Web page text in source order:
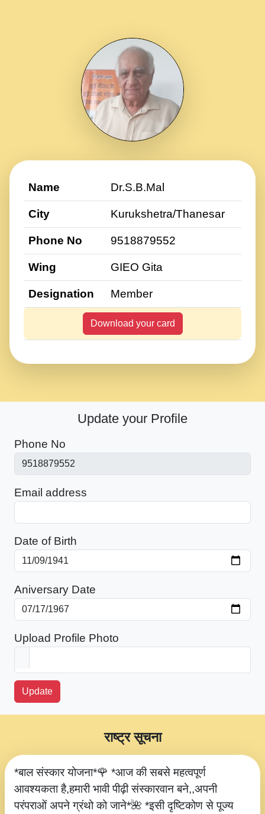
Name Dr.S.B.Mal
City Kurukshetra/Thanesar
Phone No 9518879552
Wing GIEO Gita
Designation Member
Download your card
Update your Profile
Phone No
Email address
Date of Birth
Aniversary Date
Upload Profile Photo
Update
*बाल संस्कार योजना*🌹 *आज की सबसे महत्वपूर्ण
आवश्यकता है,हमारी भावी पीढ़ी संस्कारवान बने,,अपनी
परंपराओं अपने ग्रंथो को जाने*🌺 *इसी दृष्टिकोण से पूज्य
राष्ट्र सूचना